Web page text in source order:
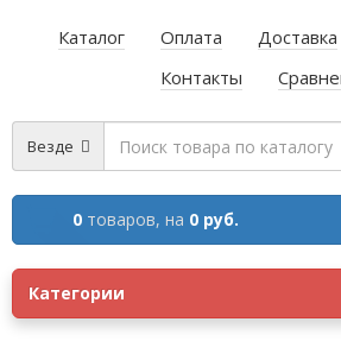
Каталог Оплата Доставка
Контакты
Везде
0 товаров, на 0 руб.
Категории